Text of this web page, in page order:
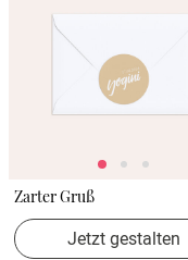
Zarter Gruß
Jetzt gestalten